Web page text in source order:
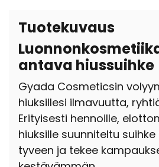
Tuotekuvaus
antava hiussuihke
Gyada Cosmeticsin
hiuksillesi ilmavuutta,
Erityisesti hennoille,
hiuksille suunniteltu
tyveen ja tekee